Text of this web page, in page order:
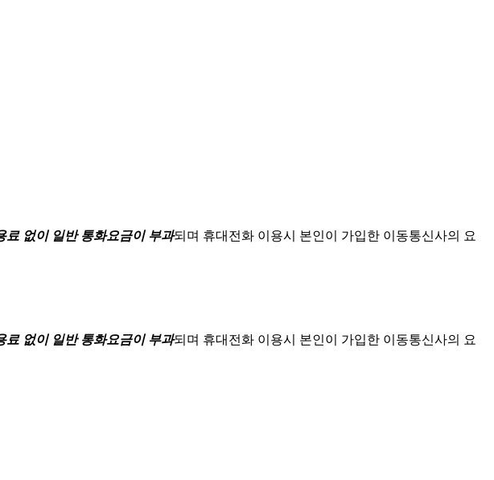
료 없이 일반 통화요금이 부과되며 휴대전화 이용시 본인이 가입한 이동통신사의 요
료 없이 일반 통화요금이 부과되며 휴대전화 이용시 본인이 가입한 이동통신사의 요